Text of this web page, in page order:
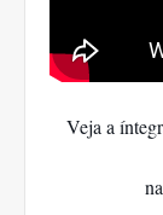
Veja a